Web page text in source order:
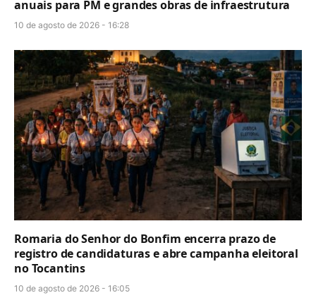
anuais para PM e grandes obras de infraestrutura
10 de agosto de 2026 - 16:28
Romaria do Senhor do Bonfim encerra prazo de
registro de candidaturas e abre campanha eleitoral
no Tocantins
10 de agosto de 2026 - 16:05